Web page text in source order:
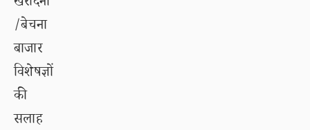
/बेचना
बाजार
विशेषज्ञों
की
सलाह